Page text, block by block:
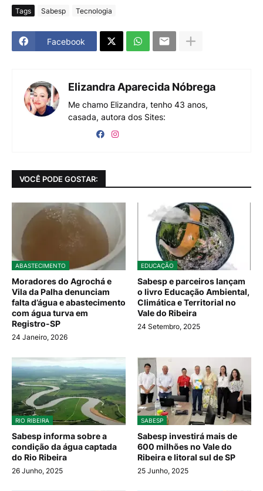
Tags Sabesp Tecnologia
Facebook
Elizandra Aparecida Nóbrega
Me chamo Elizandra, tenho 43 anos,
casada, autora dos Sites:
VOCÊ PODE GOSTAR:
ABASTECIMENTO
Moradores do Agrochá e
Vila da Palha denunciam
falta d’água e abastecimento
com água turva em
Registro-SP
24 Janeiro, 2026
EDUCAÇÃO
Sabesp e parceiros lançam
o livro Educação Ambiental,
Climática e Territorial no
Vale do Ribeira
24 Setembro, 2025
RIO RIBEIRA
Sabesp informa sobre a
condição da água captada
do Rio Ribeira
26 Junho, 2025
SABESP
Sabesp investirá mais de
600 milhões no Vale do
Ribeira e litoral sul de SP
25 Junho, 2025